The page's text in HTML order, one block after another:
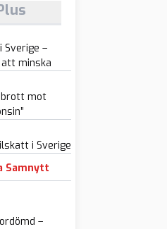
–
minska
brott mot
i Sverige
Samnytt
–